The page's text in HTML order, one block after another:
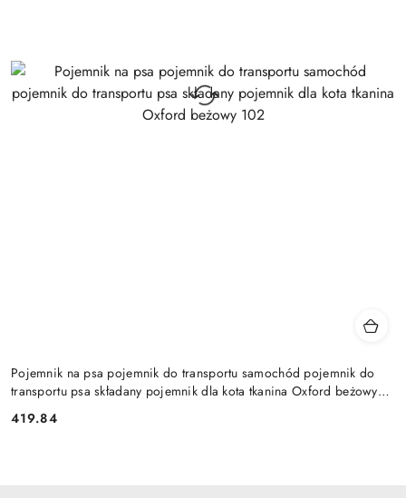
Pojemnik na psa pojemnik do transportu samochód pojemnik do
transportu psa składany pojemnik dla kota tkanina Oxford beżowy
Cena:
419.84